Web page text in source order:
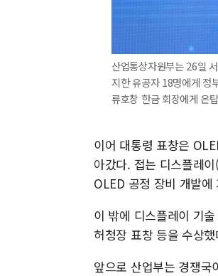
산업통상자원부는 26일
지한 유공자 18명에게 정
류호창 한금 회장에게
이어 대통령 표창은
아갔다. 접는 디스플레
OLED 공정 장비 개발
이 밖에 디스플레이 기
허청장 표창 등을 수상
앞으로 산업부는 경쟁국